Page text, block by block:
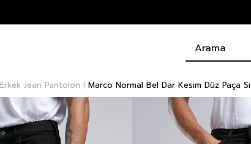
Erkek Jean Pantolon Marco Normal Bel Dar Kesim Düz Paça